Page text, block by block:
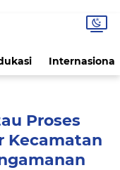
Internasional
Proses
Kecamatan